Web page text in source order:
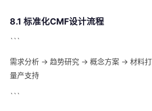
8.1 标准化CMF设计流程
```
需求分析 → 趋势研究 → 概念方案 → 材料
量产支持
```